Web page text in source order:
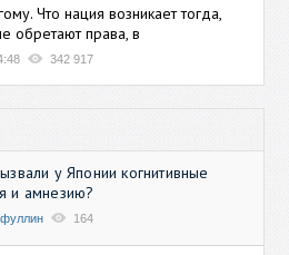
Что нация возникает тогда,
обретают права, в
342 917
у Японии когнитивные
и амнезию?
164